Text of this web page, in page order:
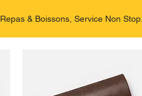
Repas & Boissons, Service Non